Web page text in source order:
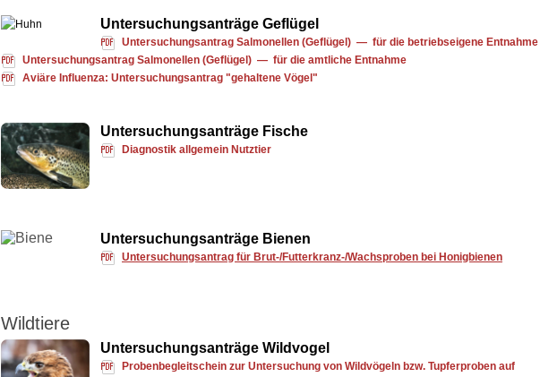
Untersuchungsanträge Geflügel
Untersuchungsantrag Salmonellen (Geflügel) — für die betriebseigene Entnahme
Untersuchungsantrag Salmonellen (Geflügel) — für die amtliche Entnahme
Aviäre Influenza: Untersuchungsantrag "gehaltene Vögel"
Untersuchungsanträge Fische
Diagnostik allgemein Nutztier
Untersuchungsanträge Bienen
Untersuchungsantrag für Brut-/Futterkranz-/Wachsproben bei Honigbienen
Wildtiere
Untersuchungsanträge Wildvogel
Probenbegleitschein zur Untersuchung von Wildvögeln bzw. Tupferproben auf